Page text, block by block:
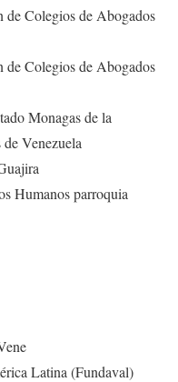
Colegios de Abogados
Colegios de Abogados
Monagas de la
Venezuela
Humanos parroquia
Latina (Fundaval)